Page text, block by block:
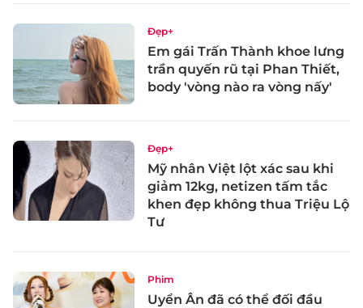
Đẹp+
Em gái Trấn Thành khoe lưng
trần quyến rũ tại Phan Thiết,
body 'vòng nào ra vòng nấy'
Đẹp+
Mỹ nhân Việt lột xác sau khi
giảm 12kg, netizen tấm tắc
khen đẹp không thua Triệu Lộ
Tư
Phim
Uyển Ân đã có thể đối đầu